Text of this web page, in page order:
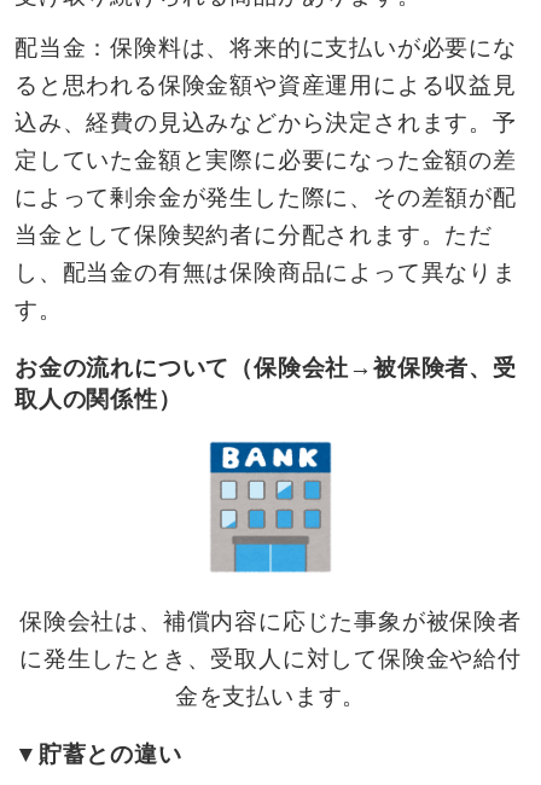
配当金：保険料は、将来的に支払いが必要にな
ると思われる保険金額や資産運用による収益見
込み、経費の見込みなどから決定されます。予
定していた金額と実際に必要になった金額の差
によって剰余金が発生した際に、その差額が配
当金として保険契約者に分配されます。ただ
し、配当金の有無は保険商品によって異なりま
す。
お金の流れについて（保険会社→被保険者、受
取人の関係性）
保険会社は、補償内容に応じた事象が被保険者
に発生したとき、受取人に対して保険金や給付
金を支払います。
▼貯蓄との違い